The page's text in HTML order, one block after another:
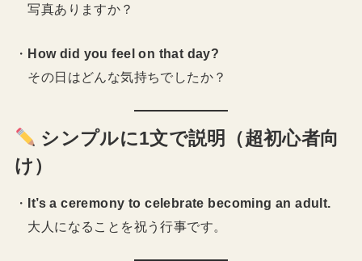
写真ありますか？
・ How did you feel on that day?
その日はどんな気持ちでしたか？
シンプルに1文で説明（超初心者向
け）
・ It’s a ceremony to celebrate becoming an adult.
大人になることを祝う行事です。